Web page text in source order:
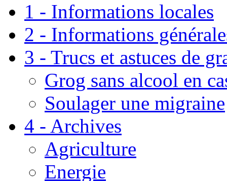
1 - Informations locales
2 - Informations
3 - Trucs et astuces de
Grog sans alcool en
Soulager une migraine
4 - Archives
Agriculture
Energie